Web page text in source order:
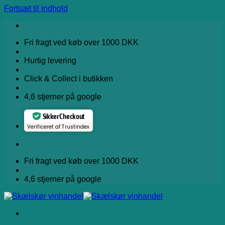
Fortsæt til indhold
Fri fragt ved køb over 1000 DKK
Hurtig levering
Click & Collect i butikken
4,6 stjerner på google
Sikker Checkout
Verificeret af Trustindex
Fri fragt ved køb over 1000 DKK
4,6 stjerner på google